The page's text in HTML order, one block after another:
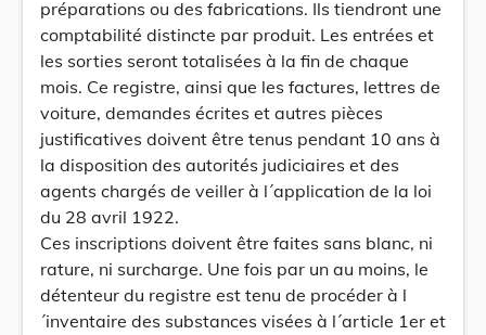
préparations ou des fabrications. Ils tiendront une
comptabilité distincte par produit. Les entrées et
les sorties seront totalisées à la fin de chaque
mois. Ce registre, ainsi que les factures, lettres de
voiture, demandes écrites et autres pièces
justificatives doivent être tenus pendant 10 ans à
la disposition des autorités judiciaires et des
agents chargés de veiller à l´application de la loi
du 28 avril 1922.
Ces inscriptions doivent être faites sans blanc, ni
rature, ni surcharge. Une fois par un au moins, le
détenteur du registre est tenu de procéder à l
´inventaire des substances visées à l´article 1er et